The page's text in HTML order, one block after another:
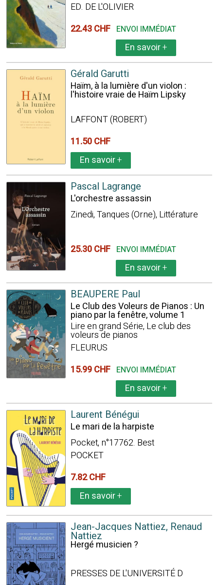
ED. DE L'OLIVIER
22.43 CHF ENVOI IMMÉDIAT
En savoir+
Gérald Garutti
Haïm, à la lumière d'un violon :
l'histoire vraie de Haïm Lipsky
LAFFONT (ROBERT)
11.50 CHF
En savoir+
Pascal Lagrange
L'orchestre assassin
Zinedi, Tanques (Orne), Littérature
25.30 CHF ENVOI IMMÉDIAT
En savoir+
BEAUPERE Paul
Le Club des Voleurs de Pianos : Un
piano par la fenêtre, volume 1
Lire en grand Série, Le club des
voleurs de pianos
FLEURUS
15.99 CHF ENVOI IMMÉDIAT
En savoir+
Laurent Bénégui
Le mari de la harpiste
Pocket, n°17762. Best
POCKET
7.82 CHF
En savoir+
Jean-Jacques Nattiez, Renaud
Nattiez
Hergé musicien ?
PRESSES DE L'UNIVERSITÉ D